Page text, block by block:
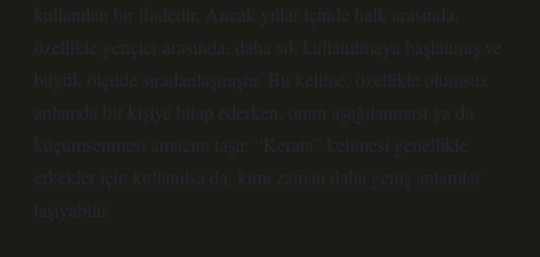
kullanılan bir ifadedir. Ancak yıllar içinde halk arasında,
özellikle gençler arasında, daha sık kullanılmaya başlanmış ve
büyük ölçüde sıradanlaşmıştır. Bu kelime, özellikle olumsuz
anlamda bir kişiye hitap ederken, onun aşağılanması ya da
küçümsenmesi amacını taşır. “Kerata” kelimesi genellikle
erkekler için kullanılsa da, kimi zaman daha geniş anlamlar
taşıyabilir.